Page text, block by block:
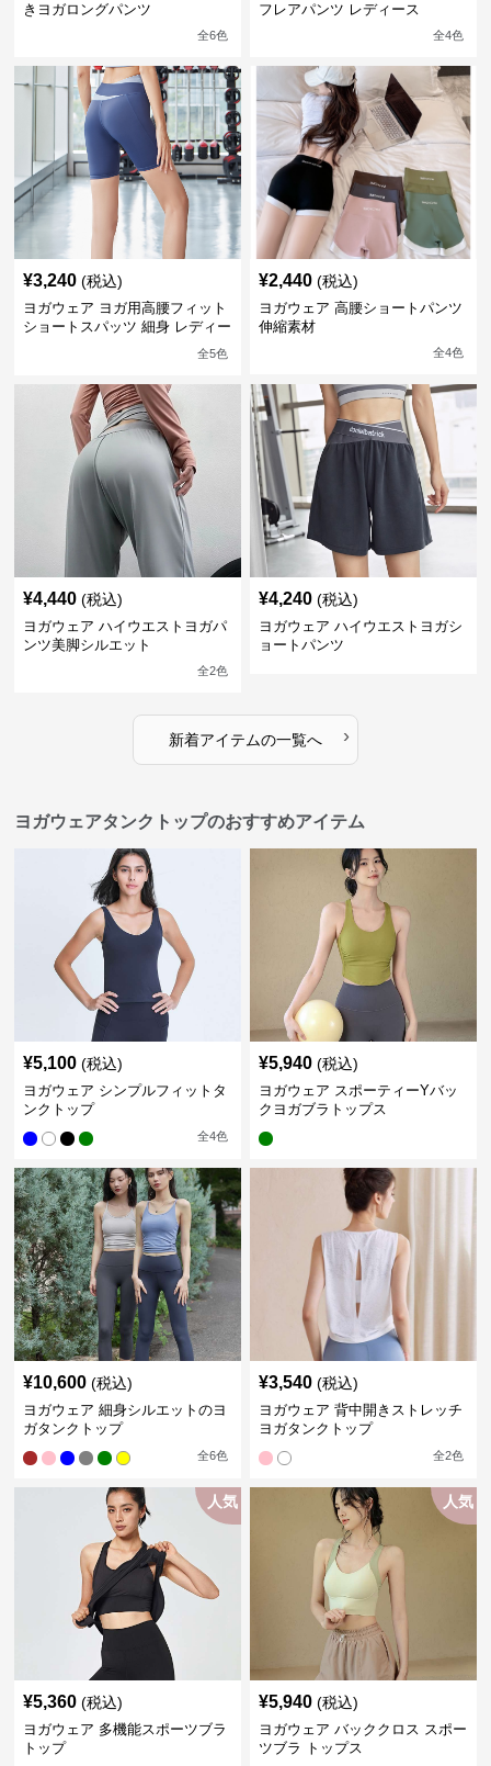
きヨガロングパンツ
全6色
フレアパンツ レディース
全4色
¥3,240 (税込)
ヨガウェア ヨガ用高腰フィット
ショートスパッツ 細身 レディー
全5色
¥2,440 (税込)
ヨガウェア 高腰ショートパンツ
伸縮素材
全4色
¥4,440 (税込)
ヨガウェア ハイウエストヨガパ
ンツ美脚シルエット
全2色
¥4,240 (税込)
ヨガウェア ハイウエストヨガシ
ョートパンツ
新着アイテムの一覧へ ›
ヨガウェアタンクトップのおすすめアイテム
¥5,100 (税込)
ヨガウェア シンプルフィットタ
ンクトップ
全4色
¥5,940 (税込)
ヨガウェア スポーティーYバッ
クヨガブラトップス
¥10,600 (税込)
ヨガウェア 細身シルエットのヨ
ガタンクトップ
全6色
¥3,540 (税込)
ヨガウェア 背中開きストレッチ
ヨガタンクトップ
全2色
人気
¥5,360 (税込)
ヨガウェア 多機能スポーツブラ
トップ
人気
¥5,940 (税込)
ヨガウェア バッククロス スポー
ツブラ トップス